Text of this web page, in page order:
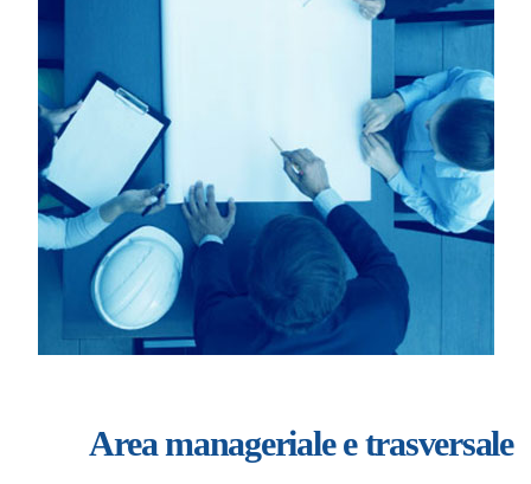
Area manageriale e trasversale